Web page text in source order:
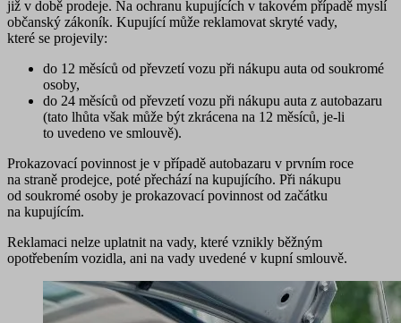
již v době prodeje. Na ochranu kupujících v takovém případě myslí
občanský zákoník. Kupující může reklamovat skryté vady,
které se projevily:
do 12 měsíců od převzetí vozu při nákupu auta od soukromé
osoby,
do 24 měsíců od převzetí vozu při nákupu auta z autobazaru
(tato lhůta však může být zkrácena na 12 měsíců, je-li
to uvedeno ve smlouvě).
Prokazovací povinnost je v případě autobazaru v prvním roce
na straně prodejce, poté přechází na kupujícího. Při nákupu
od soukromé osoby je prokazovací povinnost od začátku
na kupujícím.
Reklamaci nelze uplatnit na vady, které vznikly běžným
opotřebením vozidla, ani na vady uvedené v kupní smlouvě.